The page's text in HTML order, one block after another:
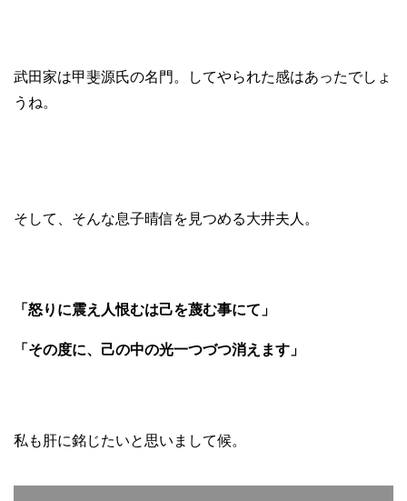
武田家は甲斐源氏の名門。してやられた感はあったでしょ
うね。
そして、そんな息子晴信を見つめる大井夫人。
「怒りに震え人恨むは己を蔑む事にて」
「その度に、己の中の光一つづつ消えます」
私も肝に銘じたいと思いまして候。